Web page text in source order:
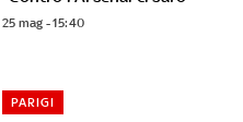
25 mag - 15:40
PARIGI